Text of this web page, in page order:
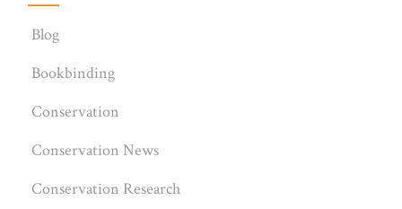
Blog
Bookbinding
Conservation
Conservation News
Conservation Research